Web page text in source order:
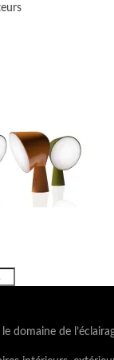
domaine de